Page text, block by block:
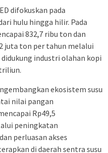
difokuskan pada
hulu hingga hilir. Pada
832,7 ribu ton dan
juta ton per tahun melalui
industri olahan kopi
ekosistem susu
nilai pangan
Rp49,5
peningkatan
perluasan akses
di daerah sentra susu